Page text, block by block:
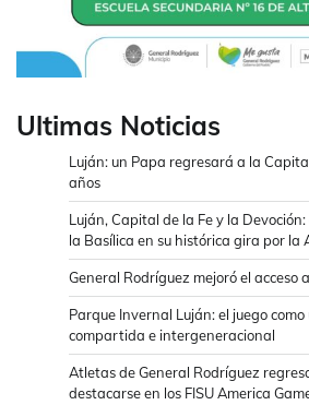
Ultimas Noticias
Luján: un Papa regresará a la
años
Luján, Capital de la Fe y la
la Basílica en su histórica gira por la
General Rodríguez mejoró el acceso
Parque Invernal Luján: el juego
compartida e intergeneracional
Atletas de General Rodríguez
destacarse en los FISU America